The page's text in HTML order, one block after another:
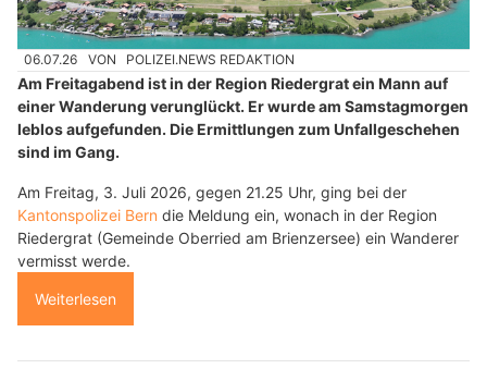
06.07.26 VON POLIZEI.NEWS REDAKTION
Am Freitagabend ist in der Region Riedergrat ein Mann auf
einer Wanderung verunglückt. Er wurde am Samstagmorgen
leblos aufgefunden. Die Ermittlungen zum Unfallgeschehen
sind im Gang.
Am Freitag, 3. Juli 2026, gegen 21.25 Uhr, ging bei der
Kantonspolizei Bern die Meldung ein, wonach in der Region
Riedergrat (Gemeinde Oberried am Brienzersee) ein Wanderer
vermisst werde.
Weiterlesen